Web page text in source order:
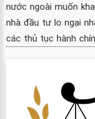
nước ngoài muốn
nhà đầu tư lo ngại
các thủ tục hành